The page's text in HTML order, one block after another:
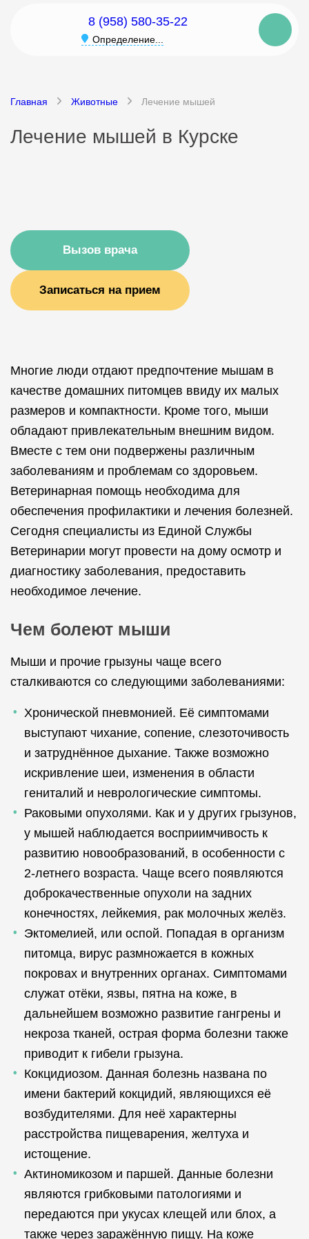
8 (958) 580-35-22
Определение...
Главная Животные Лечение мышей
Лечение мышей в Курске
Вызов врача
Записаться на прием
Многие люди отдают предпочтение мышам в
качестве домашних питомцев ввиду их малых
размеров и компактности. Кроме того, мыши
обладают привлекательным внешним видом.
Вместе с тем они подвержены различным
заболеваниям и проблемам со здоровьем.
Ветеринарная помощь необходима для
обеспечения профилактики и лечения болезней.
Сегодня специалисты из Единой Службы
Ветеринарии могут провести на дому осмотр и
диагностику заболевания, предоставить
необходимое лечение.
Чем болеют мыши
Мыши и прочие грызуны чаще всего
сталкиваются со следующими заболеваниями:
Хронической пневмонией. Её симптомами
выступают чихание, сопение, слезоточивость
и затруднённое дыхание. Также возможно
искривление шеи, изменения в области
гениталий и неврологические симптомы.
Раковыми опухолями. Как и у других грызунов,
у мышей наблюдается восприимчивость к
развитию новообразований, в особенности с
2-летнего возраста. Чаще всего появляются
доброкачественные опухоли на задних
конечностях, лейкемия, рак молочных желёз.
Эктомелией, или оспой. Попадая в организм
питомца, вирус размножается в кожных
покровах и внутренних органах. Симптомами
служат отёки, язвы, пятна на коже, в
дальнейшем возможно развитие гангрены и
некроза тканей, острая форма болезни также
приводит к гибели грызуна.
Кокцидиозом. Данная болезнь названа по
имени бактерий кокцидий, являющихся её
возбудителями. Для неё характерны
расстройства пищеварения, желтуха и
истощение.
Актиномикозом и паршей. Данные болезни
являются грибковыми патологиями и
передаются при укусах клещей или блох, а
также через заражённую пищу. На коже